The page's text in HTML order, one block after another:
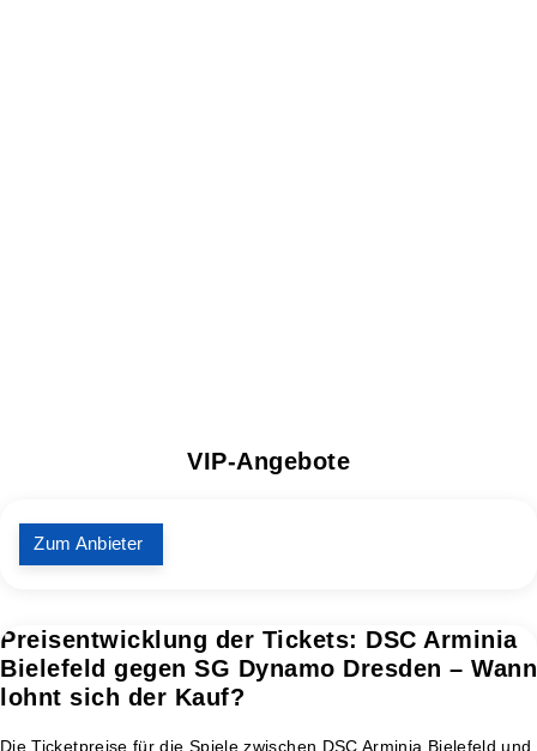
VIP-Angebote
Zum Anbieter
Preisentwicklung der Tickets: DSC Arminia
Bielefeld gegen SG Dynamo Dresden – Wann
lohnt sich der Kauf?
Die Ticketpreise für die Spiele zwischen DSC Arminia Bielefeld und